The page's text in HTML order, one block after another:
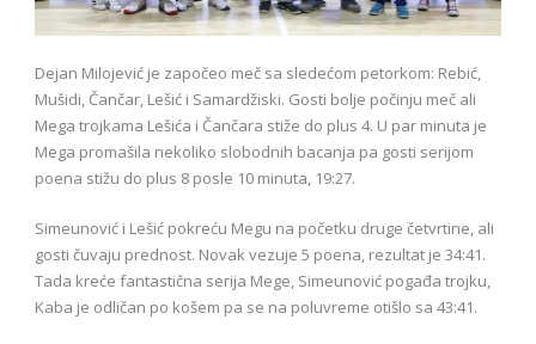
Dejan Milojević je započeo meč sa sledećom petorkom: Rebić,
Mušidi, Čančar, Lešić i Samardžiski. Gosti bolje počinju meč ali
Mega trojkama Lešića i Čančara stiže do plus 4. U par minuta je
Mega promašila nekoliko slobodnih bacanja pa gosti serijom
poena stižu do plus 8 posle 10 minuta, 19:27.
Simeunović i Lešić pokreću Megu na početku druge četvrtine, ali
gosti čuvaju prednost. Novak vezuje 5 poena, rezultat je 34:41.
Tada kreće fantastična serija Mege, Simeunović pogađa trojku,
Kaba je odličan po košem pa se na poluvreme otišlo sa 43:41.